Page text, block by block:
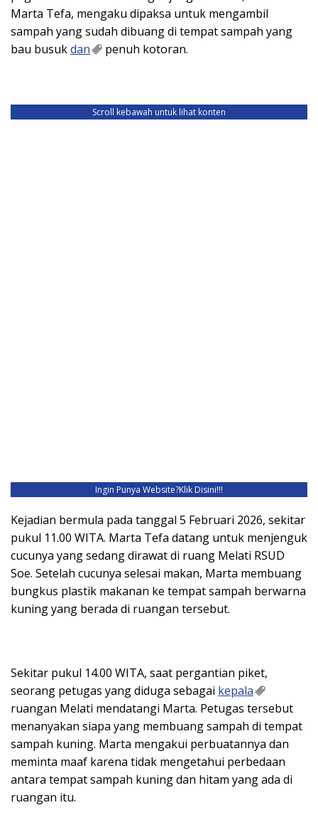
Marta Tefa, mengaku dipaksa untuk mengambil
sampah yang sudah dibuang di tempat sampah yang
bau busukdan penuh kotoran.
Scroll kebawah untuk lihat konten
Ingin Punya Website?Klik Disini!!!
Kejadian bermula pada tanggal 5 Februari 2026, sekitar
pukul 11.00 WITA. Marta Tefa datang untuk menjenguk
cucunya yang sedang dirawat di ruang Melati RSUD
Soe. Setelah cucunya selesai makan, Marta membuang
bungkus plastik makanan ke tempat sampah berwarna
kuning yang berada di ruangan tersebut.
Sekitar pukul 14.00 WITA, saat pergantian piket,
seorang petugas yang diduga sebagai kepala
ruangan Melati mendatangi Marta. Petugas tersebut
menanyakan siapa yang membuang sampah di tempat
sampah kuning. Marta mengakui perbuatannya dan
meminta maaf karena tidak mengetahui perbedaan
antara tempat sampah kuning dan hitam yang ada di
ruangan itu.